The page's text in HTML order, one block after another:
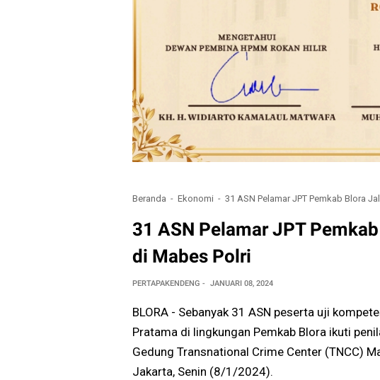
Beranda Ekonomi 31 ASN Pelamar JPT Pemkab Blora
31 ASN Pelamar JPT
di Mabes Polri
PERTAPAKENDENG JANUARI 08, 2024
BLORA - Sebanyak 31 ASN peserta uji
Pratama di lingkungan Pemkab Blora ikuti
Gedung Transnational Crime Center (TNCC)
Jakarta, Senin (8/1/2024).